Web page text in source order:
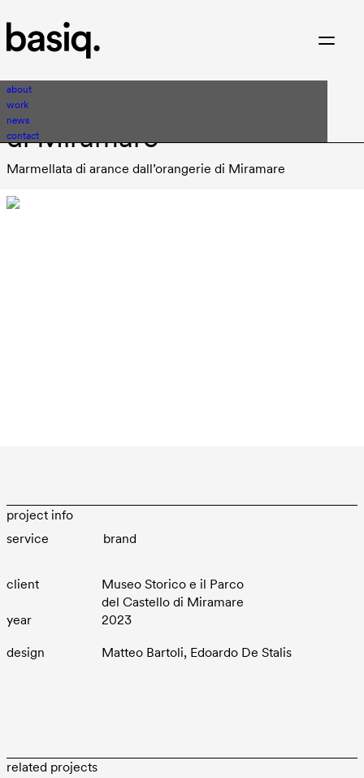
about
work
news
contact
Museo Storico del Castello
di Miramare
Marmellata di arance dall’orangerie di Miramare
project info
brand
client
Museo Storico e il Parco
del Castello di Miramare
year
2023
design Matteo Bartoli, Edoardo De Stalis
related projects